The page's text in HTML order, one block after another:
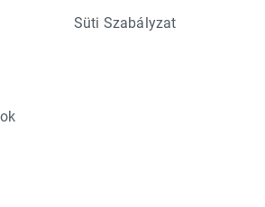
Süti Szabályzat